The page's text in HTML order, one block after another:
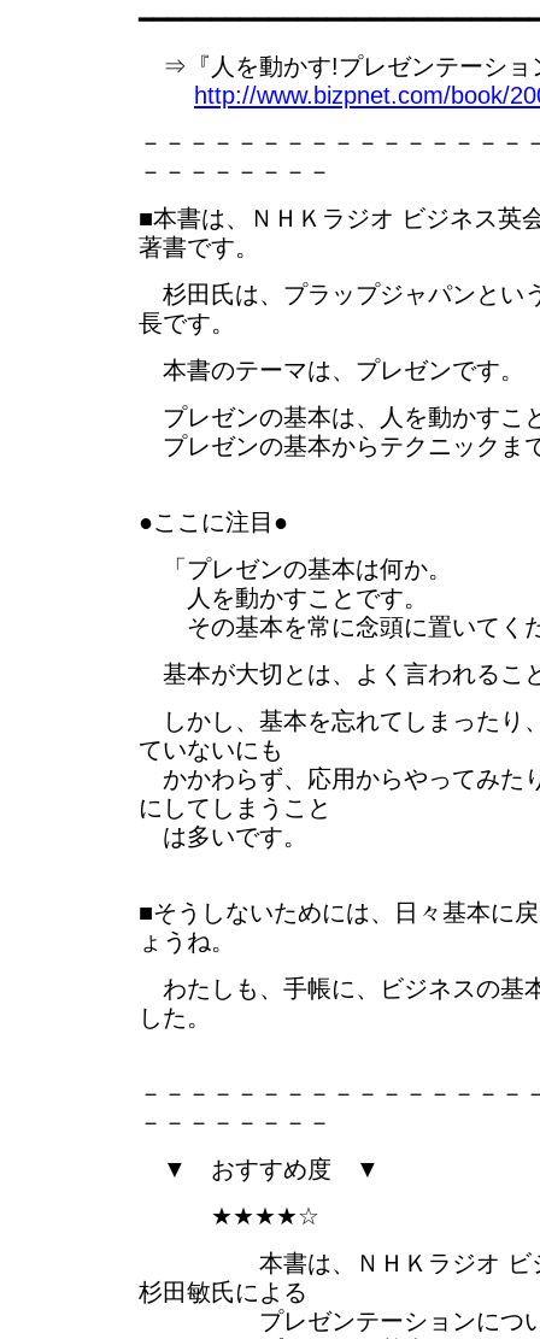
⇒『人を動かす!プレゼンテーショ
http://www.bizpnet.com/book/
－－－－－－－－－－－－－－－－
－－－－－－－－
■本書は、ＮＨＫラジオ ビジネス英
著書です。
杉田氏は、プラップジャパンとい
長です。
本書のテーマは、プレゼンです。
プレゼンの基本は、人を動かすこ
プレゼンの基本からテクニックま
●ここに注目●
「プレゼンの基本は何か。
人を動かすことです。
その基本を常に念頭に置いてく
基本が大切とは、よく言われるこ
しかし、基本を忘れてしまったり
ていないにも
かかわらず、応用からやってみた
にしてしまうこと
は多いです。
■そうしないためには、日々基本に
ょうね。
わたしも、手帳に、ビジネスの基
した。
－－－－－－－－－－－－－－－－
－－－－－－－－
▼ おすすめ度 ▼
★★★★☆
本書は、ＮＨＫラジオ ビジ
杉田敏氏による
プレゼンテーションについ